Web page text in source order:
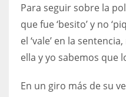
26
Para seguir sobre la
que fue ‘besito’ y no
el ‘vale’ en la
ella y yo sabemos que
En un giro más de su